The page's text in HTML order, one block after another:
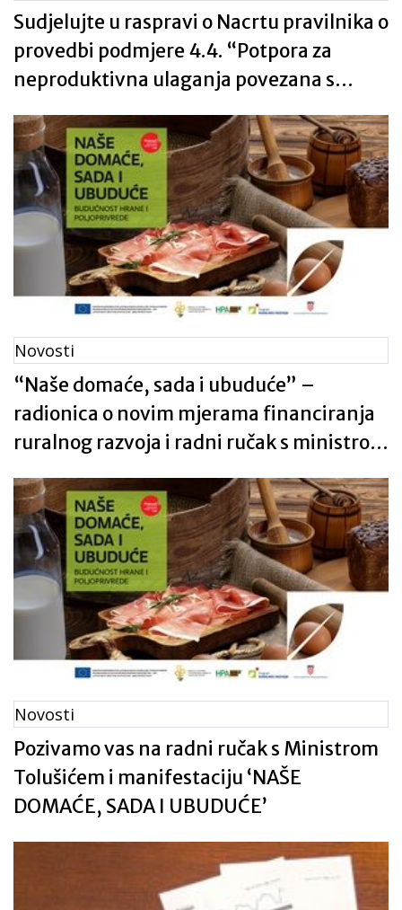
Sudjelujte u raspravi o Nacrtu pravilnika o
provedbi podmjere 4.4. “Potpora za
neproduktivna ulaganja povezana s
i klimatskih promjena”
Novosti
“Naše domaće, sada i ubuduće” –
radionica o novim mjerama financiranja
ruralnog razvoja i radni ručak s ministrom
poljoprivrede
Novosti
Pozivamo vas na radni ručak s Ministrom
Tolušićem i manifestaciju ‘NAŠE
DOMAĆE, SADA I UBUDUĆE’